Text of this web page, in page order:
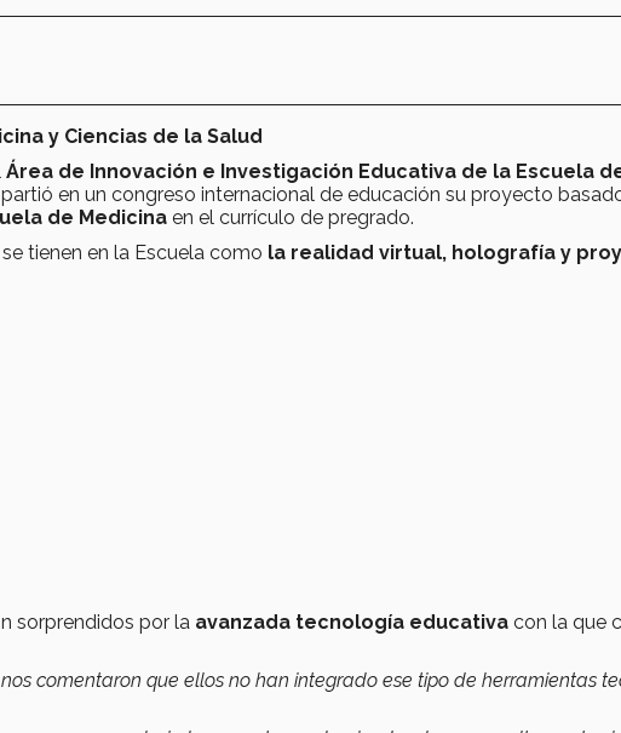
y Ciencias de la Salud
Área de Innovación e Investigación Educativa de la Escuela
en un congreso internacional de educación su proyecto
de Medicina en el currículo de pregrado.
tienen en la Escuela como la realidad virtual, holografía y
sorprendidos por la avanzada tecnología educativa con la que
comentaron que ellos no han integrado ese tipo de herramientas